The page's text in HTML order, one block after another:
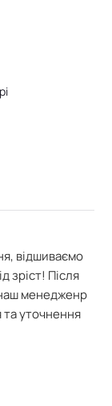
відшиваємо
зріст! Після
менедженр
уточнення